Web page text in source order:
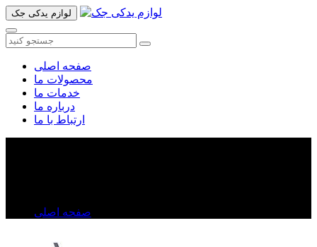
لوازم یدکی جک
صفحه اصلی
محصولات ما
خدمات ما
درباره ما
ارتباط با ما
صفحه اصلی